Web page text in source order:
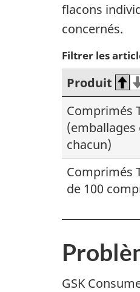
flacons
concernés.
Filtrer les
Produit
Comprimés
chacun)
Comprimés
de 100
GSK